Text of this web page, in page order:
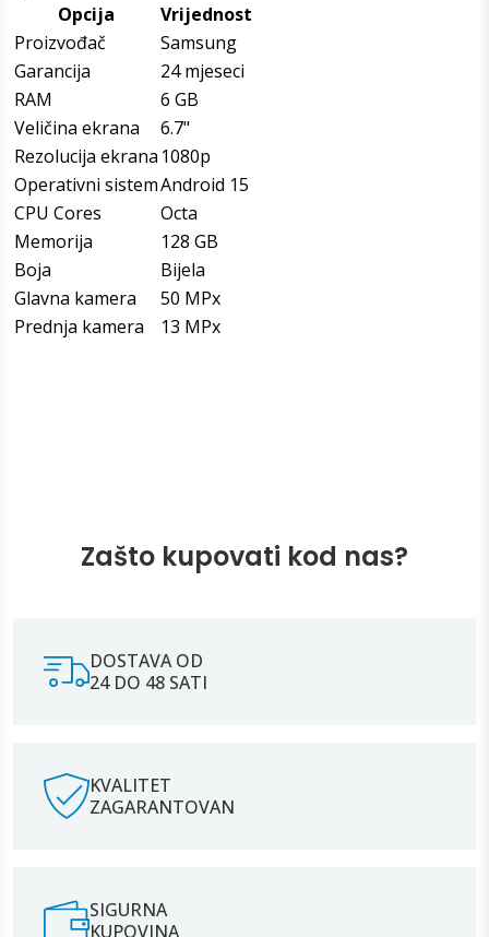
Opcija
Vrijednost
Proizvođač
Samsung
Garancija
24 mjeseci
RAM
6 GB
Veličina ekrana
6.7"
Rezolucija ekrana 1080p
Operativni sistemAndroid 15
CPU Cores
Octa
Memorija
128 GB
Boja
Bijela
Glavna kamera
50 MPx
Prednja kamera
13 MPx
Zašto kupovati kod nas?
DOSTAVA OD
24 DO 48 SATI
KVALITET
ZAGARANTOVAN
SIGURNA
KUPOVINA